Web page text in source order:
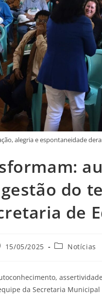
alegria e espontaneidade
do
de
15/05/2025 Notícias
da Secretaria